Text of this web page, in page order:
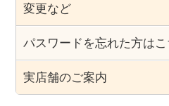
変更など
パスワードを忘れた方はこ
実店舗のご案内